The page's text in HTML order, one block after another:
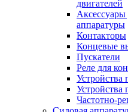
двигателей
аппаратуры
Контакторы
Концевые
Пускатели
Реле для
Устройства
Устройства
Частотно-